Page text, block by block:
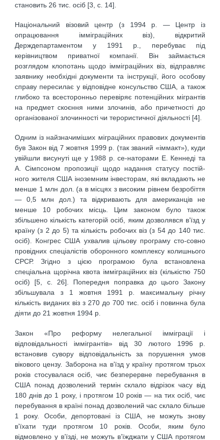
становить 26 тис. осіб [3, с. 14].
Національний візовий центр (з 1994 р. — Центр із
опрацювання імміграційних віз), відкритий
Держдепартаментом у 1991 р., перебуває під
керівництвом приватної компанії. Він займається
розглядом клопотань щодо імміграційних віз, відправляє
заявнику необхідні документи та інструкції, його особову
справу пересилає у відповідне консульство США, а також
глибоко та всесторонньо перевіряє потенційних мігрантів
на предмет скоєння ними злочинів, або причетності до
організованої злочинності чи терористичної діяльності [4].
Одним із найзначиміших міграційних правових документів
був Закон від 7 жовтня 1999 р. (так званий «іммакт»), куди
увійшли висунуті ще у 1988 р. се-наторами Е. Кеннеді та
А. Сімпсоном пропозиції щодо надання статусу постій-
ного жителя США іноземним інвесторам, які вкладають не
менше 1 млн дол. (а в місцях з високим рівнем безробіття
— 0,5 млн дол.) та відкривають для американців не
менше 10 робочих місць. Цим законом було також
збільшено кількість категорій осіб, яким дозволявся в’їзд у
країну (з 2 до 5) та кількість робочих віз (з 54 до 140 тис.
осіб). Конгрес США ухвалив цільову програму сто-совно
провідних спеціалістів оборонного комплексу колишнього
СРСР. Згідно з цією програмою була встановлена
спеціальна щорічна квота імміграційних віз (кількістю 750
осіб) [5, с. 26]. Попередня поправка до цього Закону
збільшувала з 1 жовтня 1991 р. максимальну річну
кількість виданих віз з 270 до 700 тис. осіб і повинна була
діяти до 21 жовтня 1994 р.
Закон «Про реформу нелегальної імміграції і
відповідальності іммігрантів» від 30 лютого 1996 р.
встановив сувору відповідальність за порушення умов
вікового цензу. Заборона на в’їзд у країну протягом трьох
років стосувалася осіб, чиє безперервне перебування в
США понад дозволений термін склало відрізок часу від
180 днів до 1 року, і протягом 10 років — на тих осіб, чиє
перебування в країні понад дозволений час склало більше
1 року. Особи, депортовані із США, не можуть знову
в’їхати туди протягом 10 років. Особи, яким було
відмовлено у в’їзді, не можуть в’їжджати у США протягом